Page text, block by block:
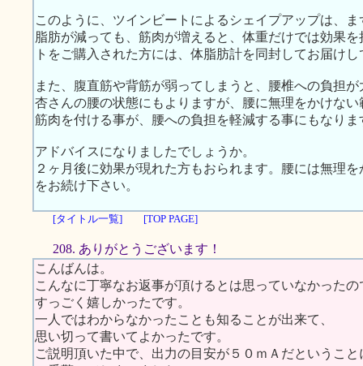
このように、ツインビートによるシェイプアップは、
脂肪が減っても、筋肉が増えると、体重だけでは効果
トをご購入された方には、体脂肪計を同封してお届け
また、腹直筋や背筋が弱ってしまうと、腰椎への負担
杏さんの腰の状態にもよりますが、腰に無理をかけな
筋肉を付ける事が、腰への負担を軽減する事にもなりま
アドバイスになりましたでしょうか。
２ヶ月後に効果が現れた方もおられます。腰には無理
をお続け下さい。
[タイトル一覧] [TOP PAGE]
208. ありがとうございます！
こんばんは。
こんなに丁寧なお返事が頂けるとは思っていなかったの
すっごく嬉しかったです。
一人ではわからなかったことも知ることが出来て、
思い切って書いてよかったです。
ご説明頂いた中で、出力の目安が５０ｍＡだということ